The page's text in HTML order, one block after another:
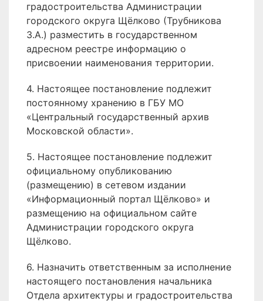
градостроительства Администрации
городского округа Щёлково (Трубникова
З.А.) разместить в государственном
адресном реестре информацию о
присвоении наименования территории.
4. Настоящее постановление подлежит
постоянному хранению в ГБУ МО
«Центральный государственный архив
Московской области».
5. Настоящее постановление подлежит
официальному опубликованию
(размещению) в сетевом издании
«Информационный портал Щёлково» и
размещению на официальном сайте
Администрации городского округа
Щёлково.
6. Назначить ответственным за исполнение
настоящего постановления начальника
Отдела архитектуры и градостроительства